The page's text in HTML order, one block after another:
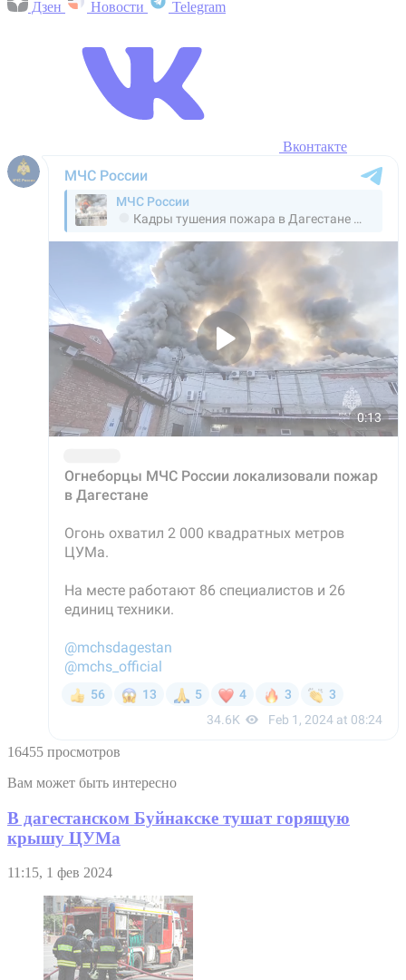
Дзен Новости Telegram
Вконтакте
16455 просмотров
Вам может быть интересно
В дагестанском Буйнакске тушат горящую
крышу ЦУМа
11:15, 1 фев 2024